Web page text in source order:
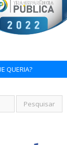
QUERIA?